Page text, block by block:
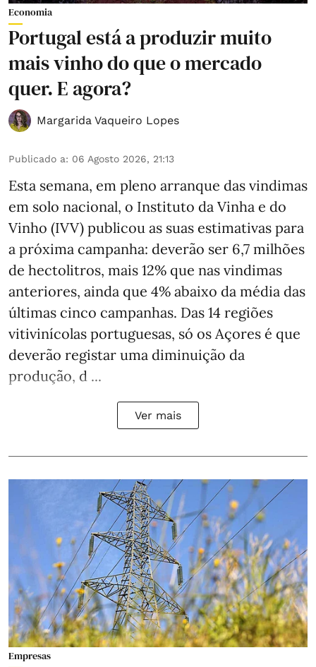
Economia
Portugal está a produzir muito
mais vinho do que o mercado
quer. E agora?
Margarida Vaqueiro Lopes
Publicado a: 06 Agosto 2026, 21:13
Esta semana, em pleno arranque das vindimas
em solo nacional, o Instituto da Vinha e do
Vinho (IVV) publicou as suas estimativas para
a próxima campanha: deverão ser 6,7 milhões
de hectolitros, mais 12% que nas vindimas
anteriores, ainda que 4% abaixo da média das
últimas cinco campanhas. Das 14 regiões
vitivinícolas portuguesas, só os Açores é que
deverão registar uma diminuição da
produção, d ...
Ver mais
Empresas